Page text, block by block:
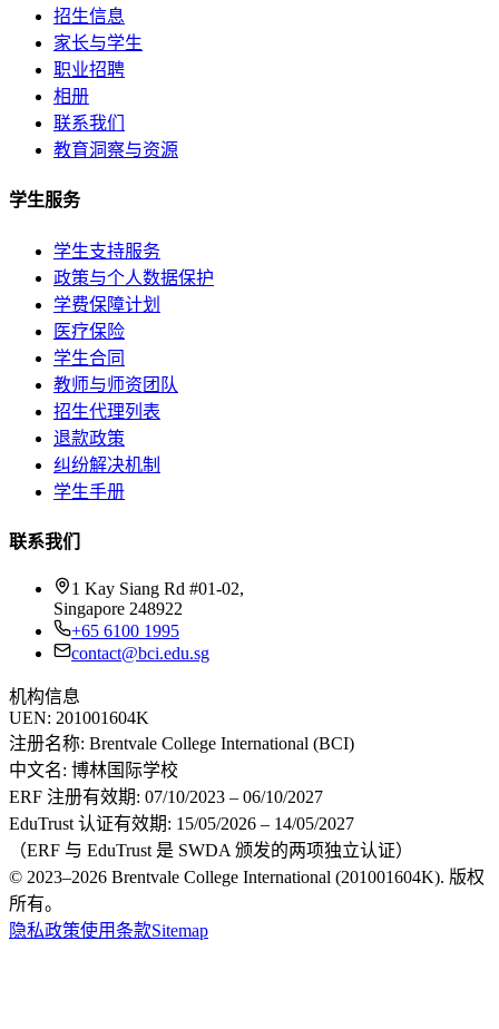
招生信息
家长与学生
职业招聘
相册
联系我们
教育洞察与资源
学生服务
学生支持服务
政策与个人数据保护
学费保障计划
医疗保险
学生合同
教师与师资团队
招生代理列表
退款政策
纠纷解决机制
学生手册
联系我们
1 Kay Siang Rd #01-02,
Singapore 248922
+65 6100 1995
contact@bci.edu.sg
机构信息
UEN: 201001604K
注册名称: Brentvale College International (BCI)
中文名: 博林国际学校
ERF 注册有效期: 07/10/2023 – 06/10/2027
EduTrust 认证有效期: 15/05/2026 – 14/05/2027
（ERF 与 EduTrust 是 SWDA 颁发的两项独立认证）
© 2023–2026 Brentvale College International (201001604K). 版权
所有。
隐私政策使用条款Sitemap